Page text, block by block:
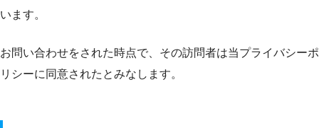
います。
お問い合わせをされた時点で、その訪問者は当プライバシーポ
リシーに同意されたとみなします。